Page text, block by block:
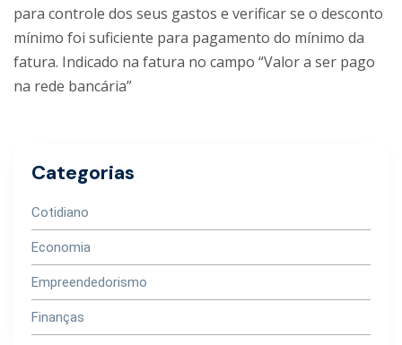
para controle dos seus gastos e verificar se o desconto
mínimo foi suficiente para pagamento do mínimo da
fatura. Indicado na fatura no campo “Valor a ser pago
na rede bancária”
Categorias
Cotidiano
Economia
Empreendedorismo
Finanças